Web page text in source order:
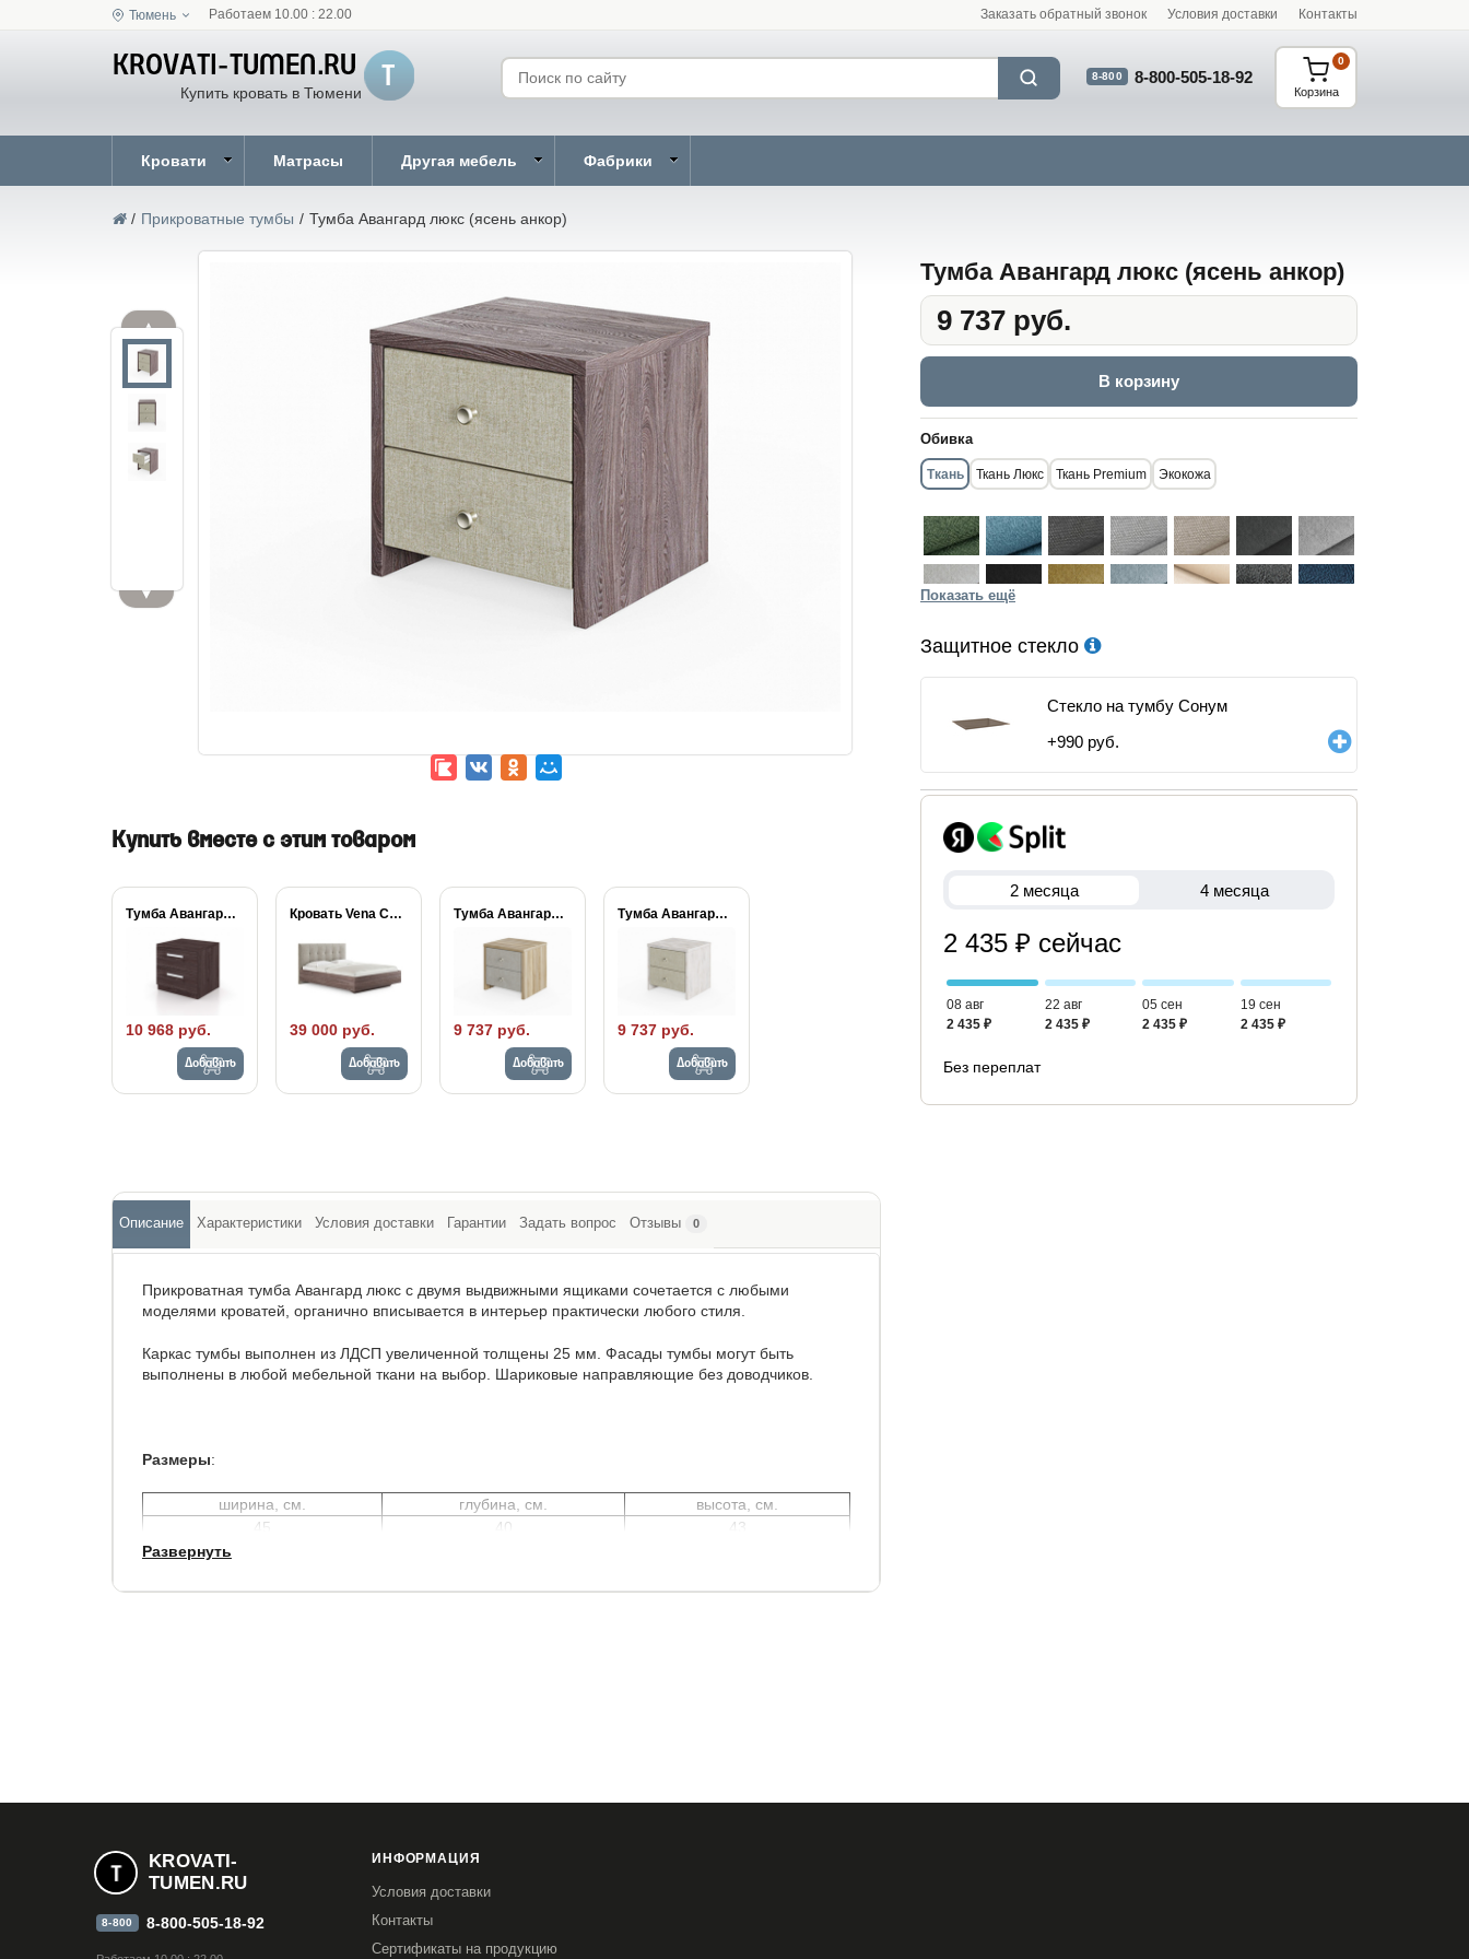
Тюмень Работаем 10.00 : 22.00 Заказать обратный звонок Условия доставки Контакты
Купить кровать в Тюмени
8-800 8-800-505-18-92
Корзина
0
Кровати Матрасы Другая мебель Фабрики
/ Прикроватные тумбы / Тумба Авангард люкс (ясень анкор)
▲
▼
Тумба Авангард люкс (ясень анкор)
9 737 руб.
В корзину
Обивка
Ткань Ткань Люкс Ткань Premium Экокожа
Показать ещё
Защитное стекло
Стекло на тумбу Сонум
+990 руб.
2 месяца 4 месяца
2 435 ₽ сейчас
08 авг
2 435 ₽
22 авг
2 435 ₽
05 сен
2 435 ₽
19 сен
2 435 ₽
Без переплат
Купить вместе с этим товаром
Тумба Авангард 2...
10 968 руб.
Добавить
Кровать Vena Сонум...
39 000 руб.
Добавить
Тумба Авангард люкс...
9 737 руб.
Добавить
Тумба Авангард люкс...
9 737 руб.
Добавить
Описание Характеристики Условия доставки Гарантии Задать вопрос Отзывы 0
Прикроватная тумба Авангард люкс с двумя выдвижными ящиками сочетается с любыми
моделями кроватей, органично вписывается в интерьер практически любого стиля.
Каркас тумбы выполнен из ЛДСП увеличенной толщены 25 мм. Фасады тумбы могут быть
выполнены в любой мебельной ткани на выбор. Шариковые направляющие без доводчиков.
Размеры:
ширина, см. глубина, см.
высота, см.
45
40 43
Развернуть
KROVATI-
TUMEN.RU
8-800 8-800-505-18-92
ИНФОРМАЦИЯ
Условия доставки
Контакты
Сертификаты на продукцию